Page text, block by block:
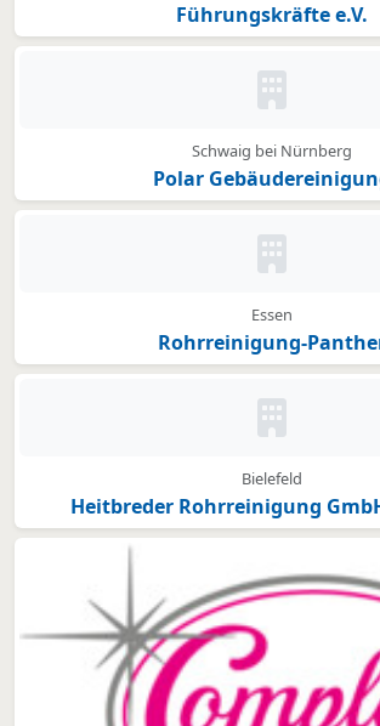
Führungskräfte e.V.
Kein Bild
Schwaig bei Nürnberg
Polar
Kein Bild
Essen
Rohrreinigung-
Kein Bild
Bielefeld
Heitbreder Rohrreinigung